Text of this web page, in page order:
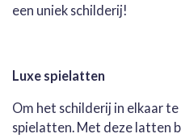
een uniek schilderij!
Luxe spielatten
Om het schilderij in elkaar
spielatten. Met deze latten